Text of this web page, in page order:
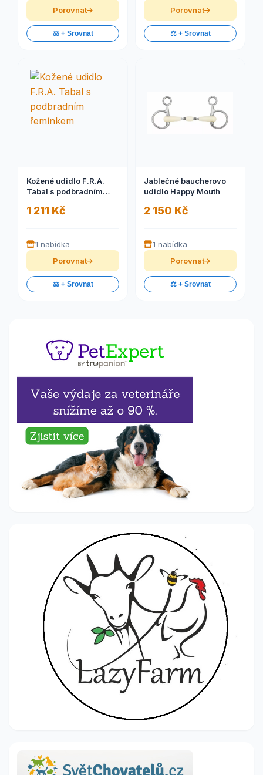
Porovnat
⚖️ + Srovnat
Porovnat
⚖️ + Srovnat
Kožené udidlo F.R.A.
Tabal s podbradním
1 211 Kč
1 nabídka
Porovnat
⚖️ + Srovnat
Jablečné baucherovo
udidlo Happy Mouth
2 150 Kč
1 nabídka
Porovnat
⚖️ + Srovnat